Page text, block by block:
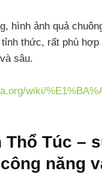
hình ảnh quả
thức, rất phù hợp
sâu.
wiki/
Thổ Túc –
năng